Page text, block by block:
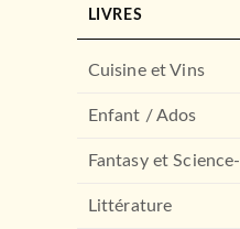
LIVRES
Cuisine et Vins
Enfant / Ados
Fantasy et
Littérature